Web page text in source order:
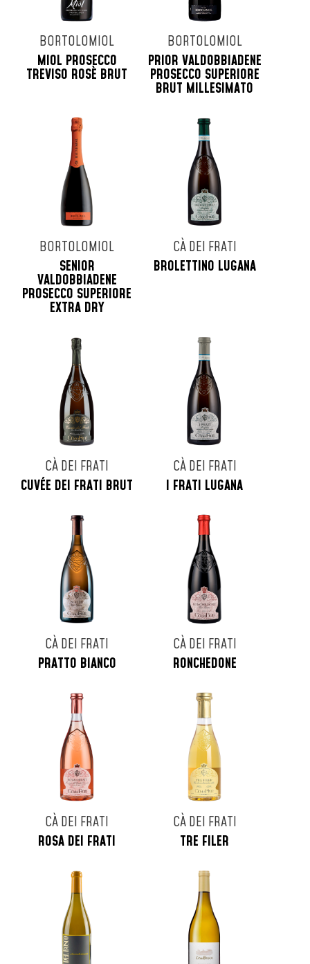
BORTOLOMIOL
MIOL PROSECCO
TREVISO ROSÈ BRUT
BORTOLOMIOL
PRIOR VALDOBBIADENE
PROSECCO SUPERIORE
BRUT MILLESIMATO
BORTOLOMIOL
SENIOR
VALDOBBIADENE
PROSECCO SUPERIORE
EXTRA DRY
CÀ DEI FRATI
BROLETTINO LUGANA
CÀ DEI FRATI
CUVÉE DEI FRATI BRUT
CÀ DEI FRATI
I FRATI LUGANA
CÀ DEI FRATI
PRATTO BIANCO
CÀ DEI FRATI
RONCHEDONE
CÀ DEI FRATI
ROSA DEI FRATI
CÀ DEI FRATI
TRE FILER